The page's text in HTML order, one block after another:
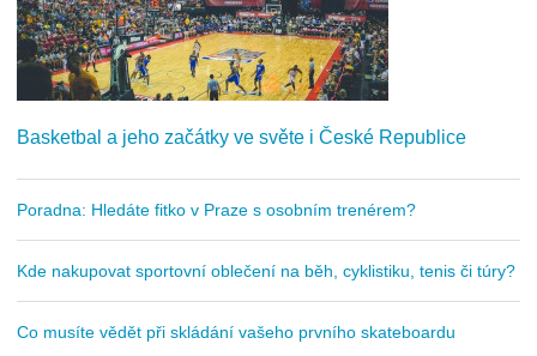
Basketbal a jeho začátky ve světe i České Republice
Poradna: Hledáte fitko v Praze s osobním trenérem?
Kde nakupovat sportovní oblečení na běh, cyklistiku, tenis či túry?
Co musíte vědět při skládání vašeho prvního skateboardu